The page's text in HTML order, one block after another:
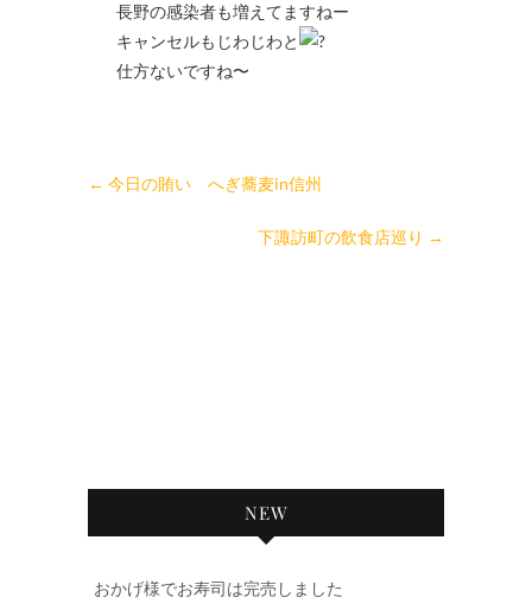
長野の感染者も増えてますねー
キャンセルもじわじわと
仕方ないですね〜
← 今日の賄い へぎ蕎麦in信州
下諏訪町の飲食店巡り →
NEW
おかげ様でお寿司は完売しました